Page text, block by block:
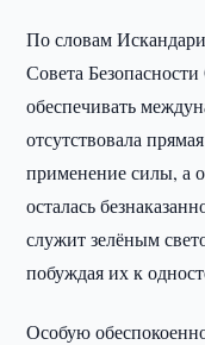
По словам
Совета
обеспечивать
отсутствовала
применение силы, а
осталась
служит зелёным
побуждая их к
Особую